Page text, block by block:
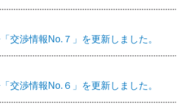
交渉情報No.７」を更新しました。
交渉情報No.６」を更新しました。